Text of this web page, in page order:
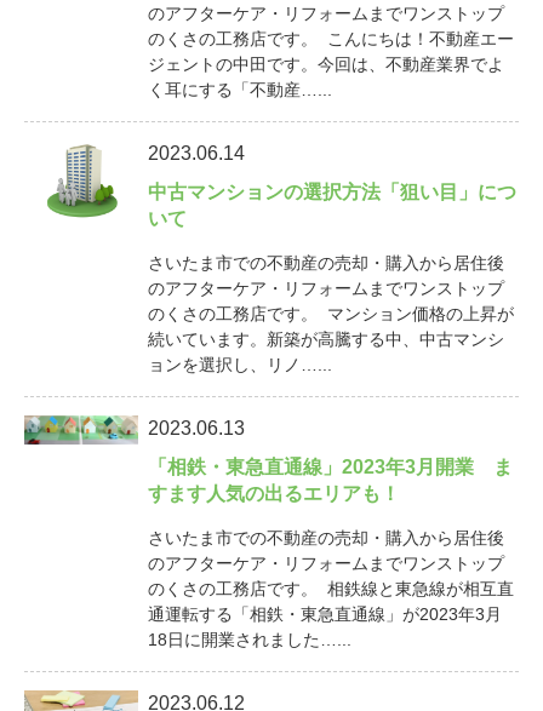
のアフターケア・リフォームまでワンストップ
のくさの工務店です。 こんにちは！不動産エー
ジェントの中田です。今回は、不動産業界でよ
く耳にする「不動産…...
2023.06.14
中古マンションの選択方法「狙い目」につ
いて
さいたま市での不動産の売却・購入から居住後
のアフターケア・リフォームまでワンストップ
のくさの工務店です。 マンション価格の上昇が
続いています。新築が高騰する中、中古マンシ
ョンを選択し、リノ…...
2023.06.13
「相鉄・東急直通線」2023年3月開業 ま
すます人気の出るエリアも！
さいたま市での不動産の売却・購入から居住後
のアフターケア・リフォームまでワンストップ
のくさの工務店です。 相鉄線と東急線が相互直
通運転する「相鉄・東急直通線」が2023年3月
18日に開業されました…...
2023.06.12